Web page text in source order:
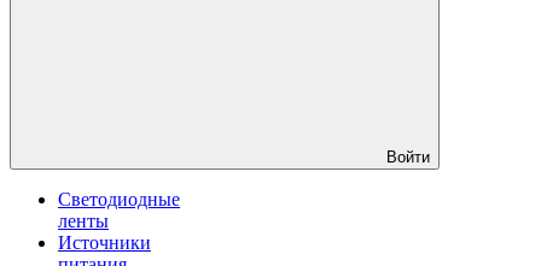
Войти
Светодиодные
ленты
Источники